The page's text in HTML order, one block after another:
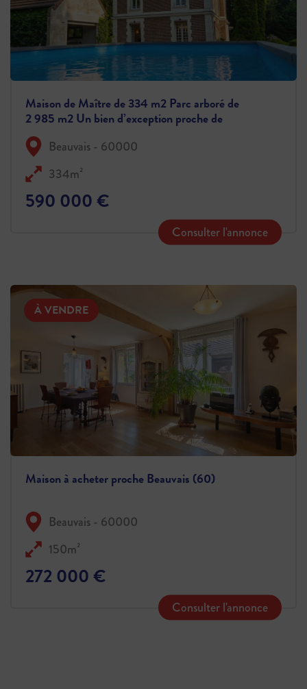
Maison de Maître de 334 m2 Parc arboré de
2 985 m2 Un bien d’exception proche de
Beauvais
Beauvais - 60000
334m²
590 000 €
Consulter l'annonce
À VENDRE
Maison à acheter proche Beauvais (60)
Beauvais - 60000
150m²
272 000 €
Consulter l'annonce